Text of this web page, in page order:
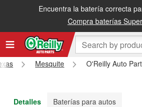
Encuentra la batería correcta
Compra baterías
Recibe tu orden gratis al día siguiente
Mesquite
O'Reilly Auto
Detalles
Baterías para autos